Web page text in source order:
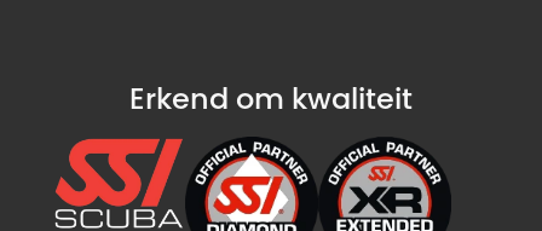
Erkend om kwaliteit